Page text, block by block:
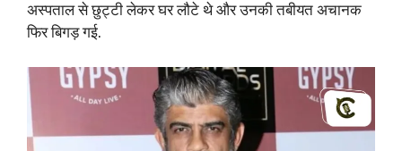
अस्पताल से छुट्टी लेकर घर लौटे थे और उनकी तबीयत अचानक
फिर बिगड़ गई.